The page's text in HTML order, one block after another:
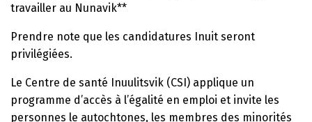
travailler au Nunavik**
Prendre note que les candidatures Inuit seront
privilégiées.
Le Centre de santé Inuulitsvik (CSI) applique un
programme d’accès à l’égalité en emploi et invite les
personnes le autochtones, les membres des minorités